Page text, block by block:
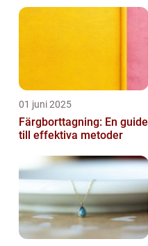
01 juni 2025
Färgborttagning: En guide
till effektiva metoder